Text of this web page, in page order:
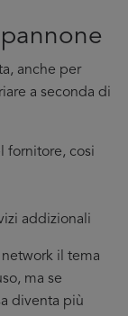
anche per
a seconda di
fornitore, cosi
addizionali
il tema
ma se
diventa più